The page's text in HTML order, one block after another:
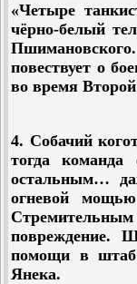
«Четыре
чёрно-белый
повествует о
во время
4. Собачий
тогда
остальным…
огневой
Стремительным
повреждение.
помощи в штаб
Янека.